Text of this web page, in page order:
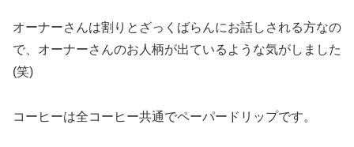
オーナーさんは割りとざっくばらんにお話しされる方なの
で、オーナーさんのお人柄が出ているような気がしました
(笑)
コーヒーは全コーヒー共通でペーパードリップです。